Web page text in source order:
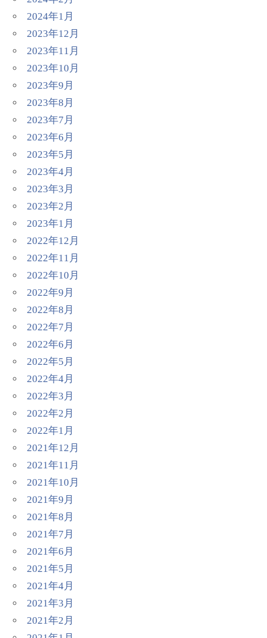
2024年1月
2023年12月
2023年11月
2023年10月
2023年9月
2023年8月
2023年7月
2023年6月
2023年5月
2023年4月
2023年3月
2023年2月
2023年1月
2022年12月
2022年11月
2022年10月
2022年9月
2022年8月
2022年7月
2022年6月
2022年5月
2022年4月
2022年3月
2022年2月
2022年1月
2021年12月
2021年11月
2021年10月
2021年9月
2021年8月
2021年7月
2021年6月
2021年5月
2021年4月
2021年3月
2021年2月